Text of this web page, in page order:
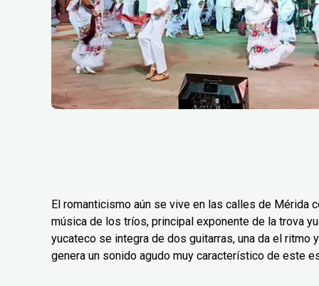
El romanticismo aún se vive en las calles de Mérida
música de los tríos, principal exponente de la trova
yucateco se integra de dos guitarras, una da el ritmo
genera un sonido agudo muy característico de este